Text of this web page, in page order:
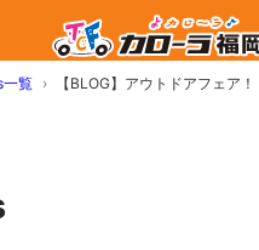
覧 【BLOG】アウトドアフェア！